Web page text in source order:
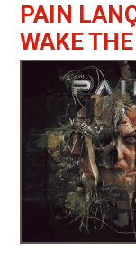
PAIN
WAKE